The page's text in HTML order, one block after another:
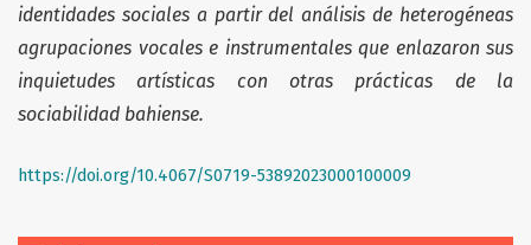
identidades sociales a partir del análisis de heterogéneas
agrupaciones vocales e instrumentales que enlazaron sus
inquietudes artísticas con otras prácticas de la
sociabilidad bahiense.
https://doi.org/10.4067/S0719-53892023000100009